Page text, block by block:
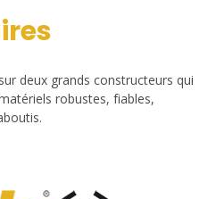
deux grands constructeurs qui
robustes, fiables,